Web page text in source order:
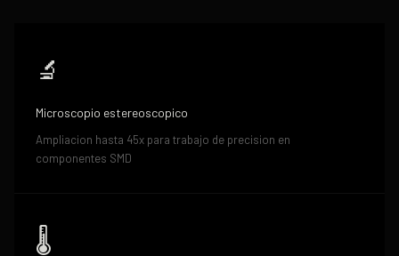
🔬
Microscopio estereoscopico
Ampliacion hasta 45x para trabajo de precision en
componentes SMD
🌡️